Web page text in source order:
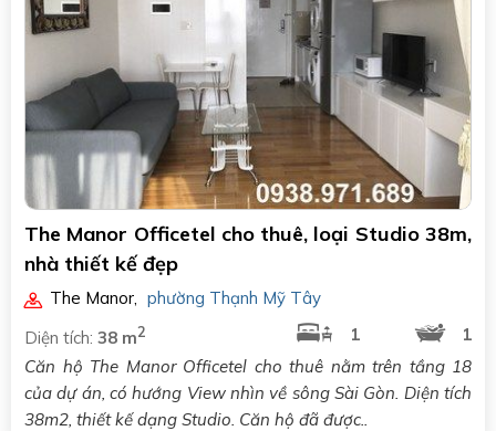
The Manor Officetel cho thuê, loại Studio 38m,
nhà thiết kế đẹp
The Manor
phường Thạnh Mỹ Tây
Diện tích: 38 m2 1
1
Căn hộ The Manor Officetel cho thuê nằm trên tầng 18
của dự án, có hướng View nhìn về sông Sài Gòn. Diện tích
38m2, thiết kế dạng Studio. Căn hộ đã được..